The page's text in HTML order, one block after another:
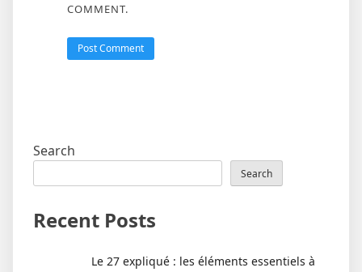
COMMENT.
Search
Search
Recent Posts
Le 27 expliqué : les éléments essentiels à